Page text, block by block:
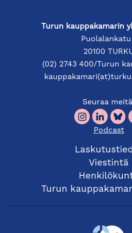
Turun kauppakamarin
Puolalankatu
20100
(02) 2743 400/Turun
Seuraa
Podcast
Viestintä
Turun